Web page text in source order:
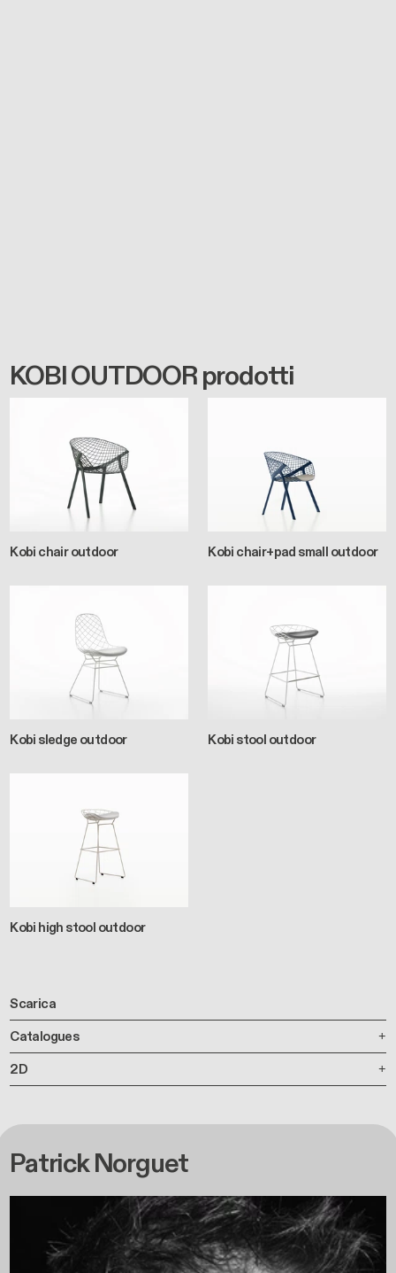
KOBI OUTDOOR prodotti
Kobi chair outdoor Kobi chair+pad small outdoor
Kobi sledge outdoor Kobi stool outdoor
Kobi high stool outdoor
Scarica
Catalogues
2D
Patrick Norguet